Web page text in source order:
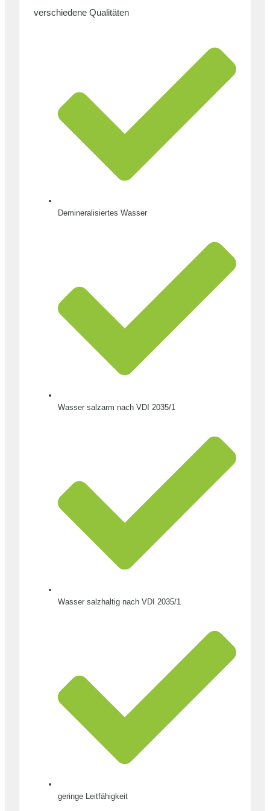
verschiedene Qualitäten
Demineralisiertes Wasser
Wasser salzarm nach VDI 2035/1
Wasser salzhaltig nach VDI 2035/1
geringe Leitfähigkeit